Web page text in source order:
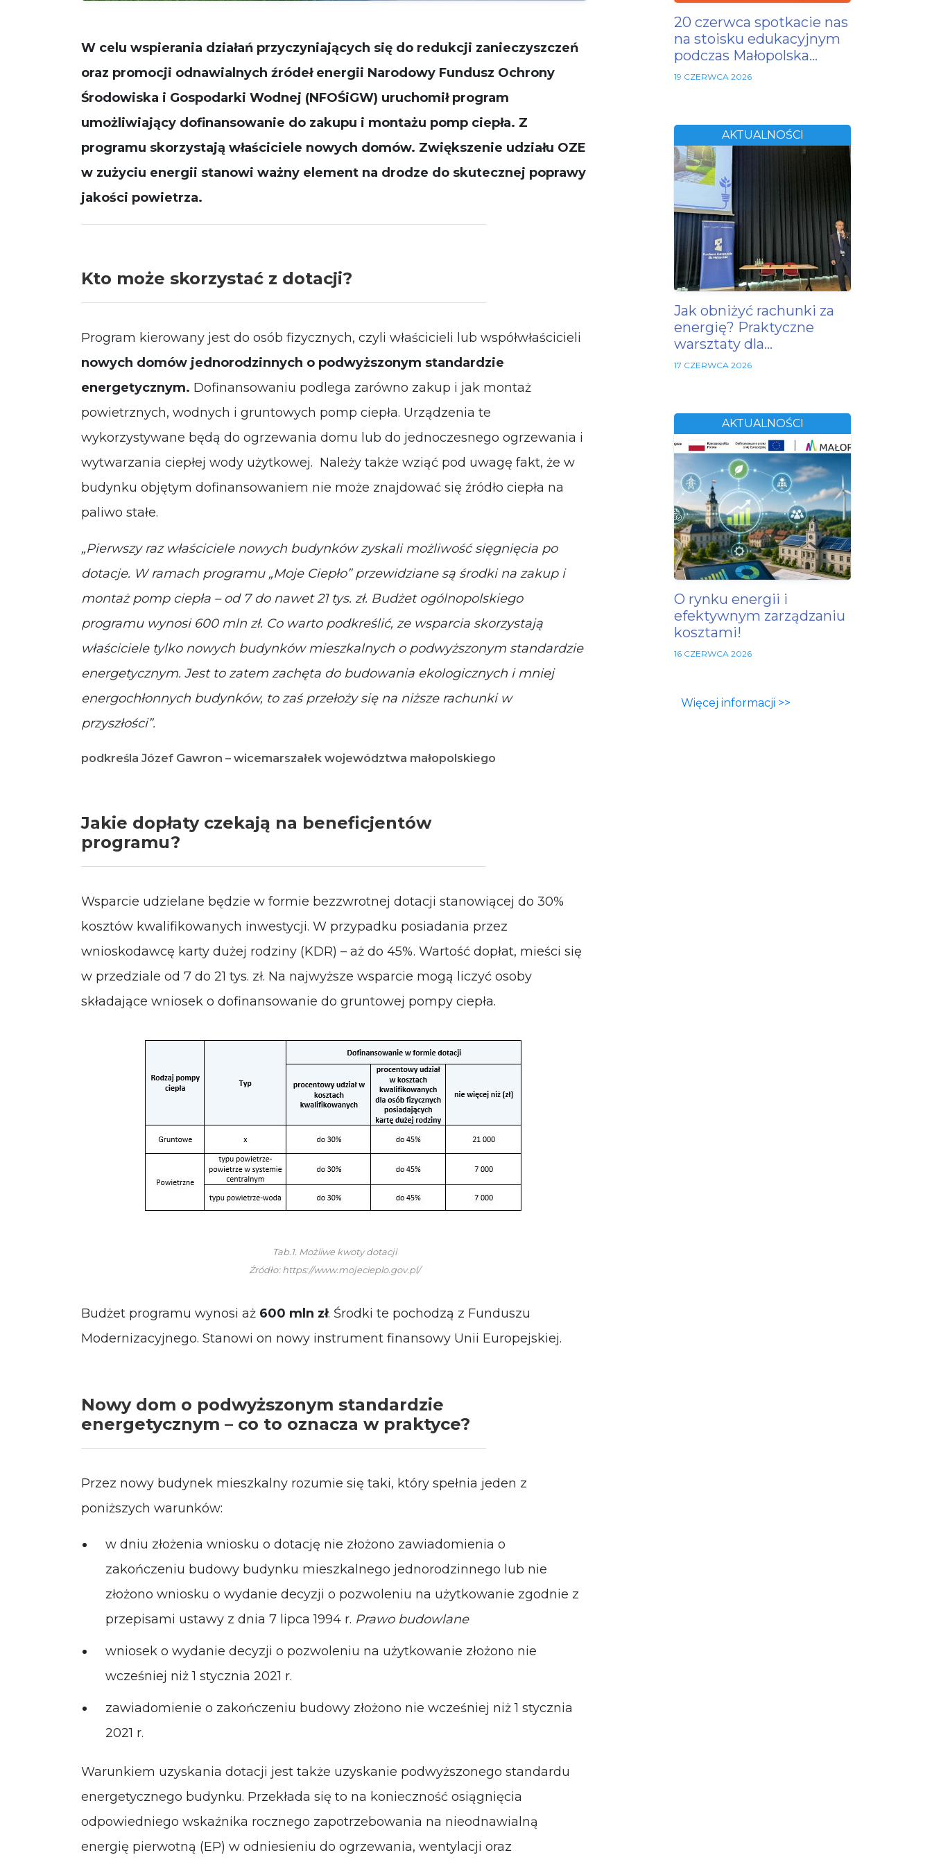
W celu wspierania działań przyczyniających się do redukcji zanieczyszczeń
oraz promocji odnawialnych źródeł energii Narodowy Fundusz Ochrony
Środowiska i Gospodarki Wodnej (NFOŚiGW) uruchomił program
umożliwiający dofinansowanie do zakupu i montażu pomp ciepła. Z
programu skorzystają właściciele nowych domów. Zwiększenie udziału OZE
w zużyciu energii stanowi ważny element na drodze do skutecznej poprawy
jakości powietrza.
Kto może skorzystać z dotacji?
Program kierowany jest do osób fizycznych, czyli właścicieli lub współwłaścicieli
nowych domów jednorodzinnych o podwyższonym standardzie
energetycznym. Dofinansowaniu podlega zarówno zakup i jak montaż
powietrznych, wodnych i gruntowych pomp ciepła. Urządzenia te
wykorzystywane będą do ogrzewania domu lub do jednoczesnego ogrzewania i
wytwarzania ciepłej wody użytkowej. Należy także wziąć pod uwagę fakt, że w
budynku objętym dofinansowaniem nie może znajdować się źródło ciepła na
paliwo stałe.
„Pierwszy raz właściciele nowych budynków zyskali możliwość sięgnięcia po
dotacje. W ramach programu „Moje Ciepło” przewidziane są środki na zakup i
montaż pomp ciepła – od 7 do nawet 21 tys. zł. Budżet ogólnopolskiego
programu wynosi 600 mln zł. Co warto podkreślić, ze wsparcia skorzystają
właściciele tylko nowych budynków mieszkalnych o podwyższonym standardzie
energetycznym. Jest to zatem zachęta do budowania ekologicznych i mniej
energochłonnych budynków, to zaś przełoży się na niższe rachunki w
przyszłości”.
podkreśla Józef Gawron – wicemarszałek województwa małopolskiego
Jakie dopłaty czekają na beneficjentów
programu?
Wsparcie udzielane będzie w formie bezzwrotnej dotacji stanowiącej do 30%
kosztów kwalifikowanych inwestycji. W przypadku posiadania przez
wnioskodawcę karty dużej rodziny (KDR) – aż do 45%. Wartość dopłat, mieści się
w przedziale od 7 do 21 tys. zł. Na najwyższe wsparcie mogą liczyć osoby
składające wniosek o dofinansowanie do gruntowej pompy ciepła.
Tab.1. Możliwe kwoty dotacji
Źródło: https://www.mojecieplo.gov.pl/
Budżet programu wynosi aż 600 mln zł. Środki te pochodzą z Funduszu
Modernizacyjnego. Stanowi on nowy instrument finansowy Unii Europejskiej.
Nowy dom o podwyższonym standardzie
energetycznym – co to oznacza w praktyce?
Przez nowy budynek mieszkalny rozumie się taki, który spełnia jeden z
poniższych warunków:
w dniu złożenia wniosku o dotację nie złożono zawiadomienia o
zakończeniu budowy budynku mieszkalnego jednorodzinnego lub nie
złożono wniosku o wydanie decyzji o pozwoleniu na użytkowanie zgodnie z
przepisami ustawy z dnia 7 lipca 1994 r. Prawo budowlane
wniosek o wydanie decyzji o pozwoleniu na użytkowanie złożono nie
wcześniej niż 1 stycznia 2021 r.
zawiadomienie o zakończeniu budowy złożono nie wcześniej niż 1 stycznia
2021 r.
Warunkiem uzyskania dotacji jest także uzyskanie podwyższonego standardu
energetycznego budynku. Przekłada się to na konieczność osiągnięcia
odpowiedniego wskaźnika rocznego zapotrzebowania na nieodnawialną
energię pierwotną (EP) w odniesieniu do ogrzewania, wentylacji oraz
20 czerwca spotkacie nas
na stoisku edukacyjnym
podczas Małopolska…
19 CZERWCA 2026
AKTUALNOŚCI
Jak obniżyć rachunki za
energię? Praktyczne
warsztaty dla…
17 CZERWCA 2026
AKTUALNOŚCI
O rynku energii i
efektywnym zarządzaniu
kosztami!
16 CZERWCA 2026
Więcej informacji >>
Twojej wizyty.
te pliki cookie,
funkcje znikną
internetowej.